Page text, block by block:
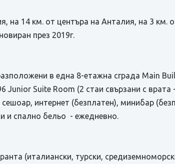
на 14 км. от центъра на Анталия, на 3 км.
през 2019г.
в една 8-етажна сграда Main
Junior Suite Room (2 стаи свързани с
интернет (безплатен), минибар
и спално бельо - ежедневно.
(италиански, турски,